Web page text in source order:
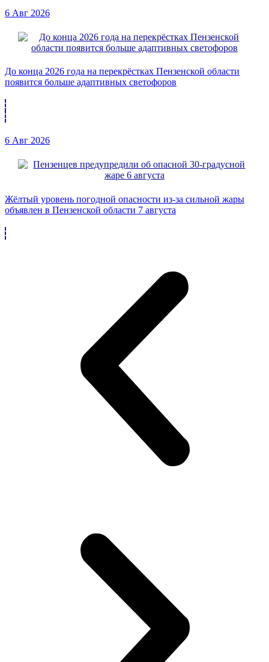
6 Авг 2026
До конца 2026 года на перекрёстках Пензенской области
появится больше адаптивных светофоров
6 Авг 2026
Жёлтый уровень погодной опасности из-за сильной жары
объявлен в Пензенской области 7 августа